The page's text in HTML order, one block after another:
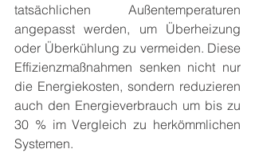
tatsächlichen Außentemperaturen
angepasst werden, um Überheizung
oder Überkühlung zu vermeiden. Diese
Effizienzmaßnahmen senken nicht nur
die Energiekosten, sondern reduzieren
auch den Energieverbrauch um bis zu
30 % im Vergleich zu herkömmlichen
Systemen.